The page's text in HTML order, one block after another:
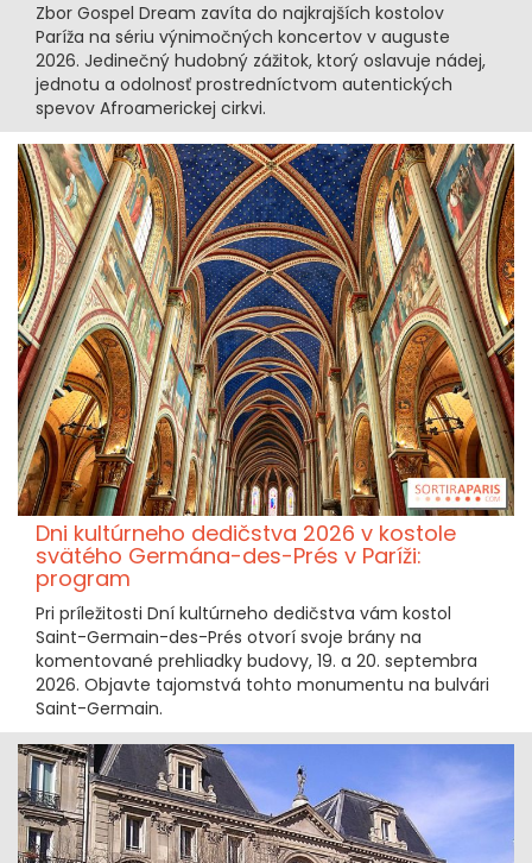
Zbor Gospel Dream zavíta do najkrajších kostolov
Paríža na sériu výnimočných koncertov v auguste
2026. Jedinečný hudobný zážitok, ktorý oslavuje nádej,
jednotu a odolnosť prostredníctvom autentických
spevov Afroamerickej cirkvi.
Dni kultúrneho dedičstva 2026 v kostole
svätého Germána-des-Prés v Paríži:
program
Pri príležitosti Dní kultúrneho dedičstva vám kostol
Saint-Germain-des-Prés otvorí svoje brány na
komentované prehliadky budovy, 19. a 20. septembra
2026. Objavte tajomstvá tohto monumentu na bulvári
Saint-Germain.